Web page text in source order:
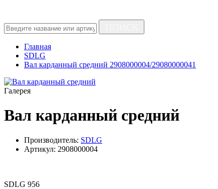
Главная
SDLG
Вал карданный средний 2908000004/29080000041
Галерея
Вал карданный средний
Производитель: SDLG
Артикул: 2908000004
SDLG 956